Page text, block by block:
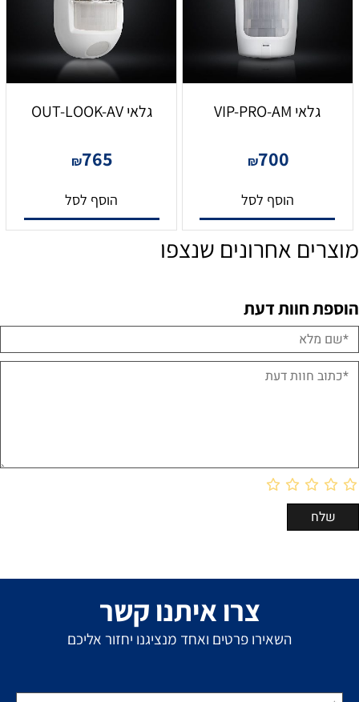
גלאי VIP-PRO-AM
₪700
הוסף לסל
גלאי OUT-LOOK-AV
₪765
הוסף לסל
מוצרים אחרונים שנצפו
הוספת חוות דעת
צרו איתנו קשר
השאירו פרטים ואחד מנציגנו יחזור אליכם